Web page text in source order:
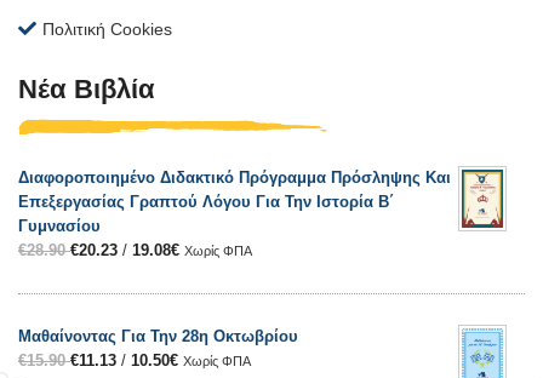
Πολιτική Cookies
Νέα Βιβλία
Διαφοροποιημένο Διδακτικό Πρόγραμμα Πρόσληψης Και
Επεξεργασίας Γραπτού Λόγου Για Την Ιστορία Β΄
Γυμνασίου
€28.90€20.23 / 19.08€ Χωρίς ΦΠΑ
Μαθαίνοντας Για Την 28η Οκτωβρίου
€15.90€11.13 / 10.50€ Χωρίς ΦΠΑ